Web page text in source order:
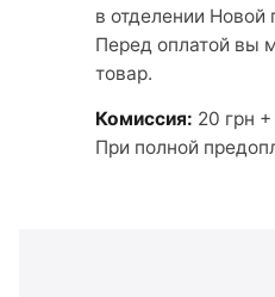
в отделении Новой
Перед оплатой вы
товар.
Комиссия: 20 грн
При полной